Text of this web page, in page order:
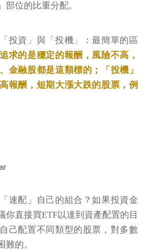
部位的比重分配。
投資」與「投機」：最簡單的區
追求的是穩定的報酬，風險不高，
金融股都是這類標的；「投機」
報酬，短期大漲大跌的股票，例
速配」自己的組合？如果投資金
你直接買ETF以達到資產配置的目
己配置不同類型的股票，對多數
難的。